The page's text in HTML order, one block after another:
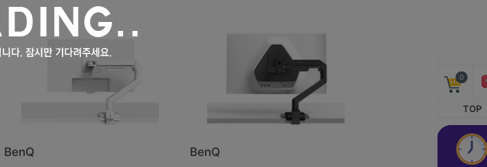
BenQ BenQ
0
TOP